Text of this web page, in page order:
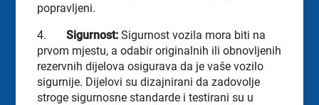
popravljeni.
4.
Sigurnost: Sigurnost vozila mora biti na
prvom mjestu, a odabir originalnih ili obnovljenih
rezervnih dijelova osigurava da je vaše vozilo
sigurnije. Dijelovi su dizajnirani da zadovolje
stroge sigurnosne standarde i testirani su u